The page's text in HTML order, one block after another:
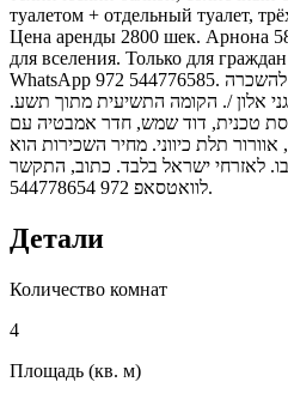
туалетом + отдельный туалет,
Цена аренды 2800 шек. Арнона
для вселения. Только для
WhatsApp 972 544776585. בלי מתווך. דירת 4 חדרים להשכרה
אלון /. הקומה התשיעית מתוך תשע.
טכנית, דוד שמש, חדר אמבטיה עם
תלת כיווני. מחיר השכירות הוא
בו. לאזרחי ישראל בלבד. כתוב, התקשר
לוואטסאפ 972 544778654.
Детали
Количество комнат
4
Площадь (кв. м)